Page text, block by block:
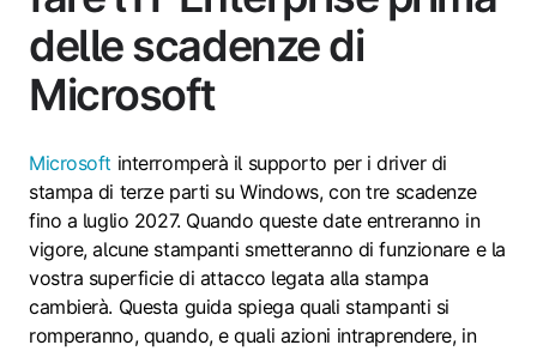
delle scadenze di
Microsoft
Microsoft interromperà il supporto per i driver di
stampa di terze parti su Windows, con tre scadenze
fino a luglio 2027. Quando queste date entreranno in
vigore, alcune stampanti smetteranno di funzionare e la
vostra superficie di attacco legata alla stampa
cambierà. Questa guida spiega quali stampanti si
romperanno, quando, e quali azioni intraprendere, in